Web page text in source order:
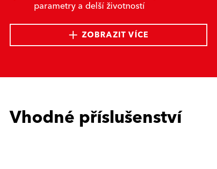
parametry a delší životností
ZOBRAZIT VÍCE
Vhodné příslušenství